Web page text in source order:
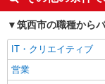
筑西市の職種から
IT・クリエイティブ
営業